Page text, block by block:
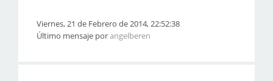
Viernes, 21 de Febrero de 2014, 22:52:38
Último mensaje porangelberen